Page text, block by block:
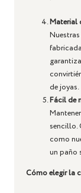
Material
de joyas.
Fácil de
sencillo.
como
un paño
Cómo elegir la